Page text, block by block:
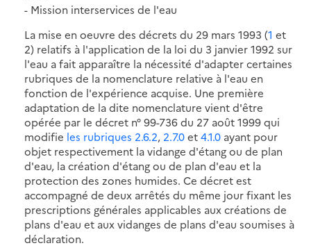
- Mission interservices de l'eau
La mise en oeuvre des décrets du 29 mars 1993 (1 et
2) relatifs à l'application de la loi du 3 janvier 1992 sur
l'eau a fait apparaître la nécessité d'adapter certaines
rubriques de la nomenclature relative à l'eau en
fonction de l'expérience acquise. Une première
adaptation de la dite nomenclature vient d'être
opérée par le décret n° 99-736 du 27 août 1999 qui
modifie les rubriques 2.6.2, 2.7.0et4.1.0 ayant pour
objet respectivement la vidange d'étang ou de plan
d'eau, la création d'étang ou de plan d'eau et la
protection des zones humides. Ce décret est
accompagné de deux arrêtés du même jour fixant les
prescriptions générales applicables aux créations de
plans d'eau et aux vidanges de plans d'eau soumises à
déclaration.